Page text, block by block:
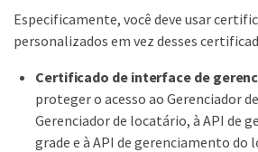
Especificamente, você deve usar
personalizados em vez desses
Certificado de interface de
proteger o acesso ao Gerenciador
Gerenciador de locatário, à API de
grade e à API de gerenciamento do